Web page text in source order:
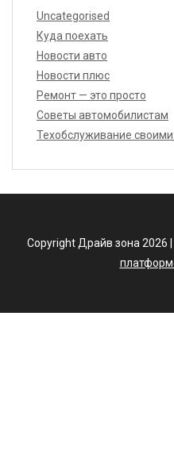
Uncategorised
Куда поехать
Новости авто
Новости плюс
Ремонт — это просто
Советы автомобилистам
Техобслуживание
Copyright Драйв зона 2026 |